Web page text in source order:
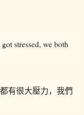
stressed, we both
有很大壓力，我們